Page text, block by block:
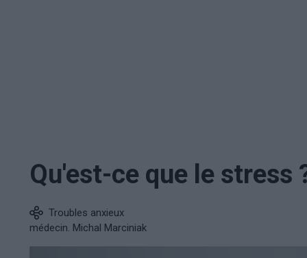
Qu'est-ce que le stress
Troubles anxieux
médecin. Michal Marciniak